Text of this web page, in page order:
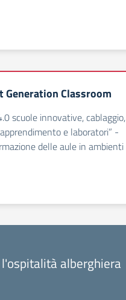
Generation Classroom
scuole innovative, cablaggio,
e laboratori” -
delle aule in ambienti
alberghiera